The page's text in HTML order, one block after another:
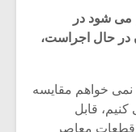
می شود در
در حال اجراست،
خواهم مقایسه
قابل
قطعات معاصر
برگزار
موسیقی